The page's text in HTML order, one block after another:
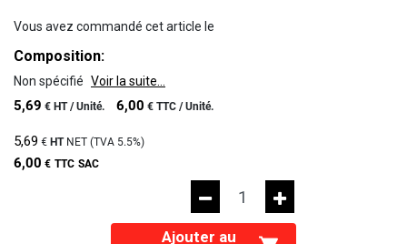
Vous avez commandé cet article le
Composition:
Non spécifié Voir la suite...
5,69 € HT /Unité. 6,00 € TTC /Unité.
5,69 € HTNET (TVA 5.5%)
6,00 € TTC SAC
Ajouter au